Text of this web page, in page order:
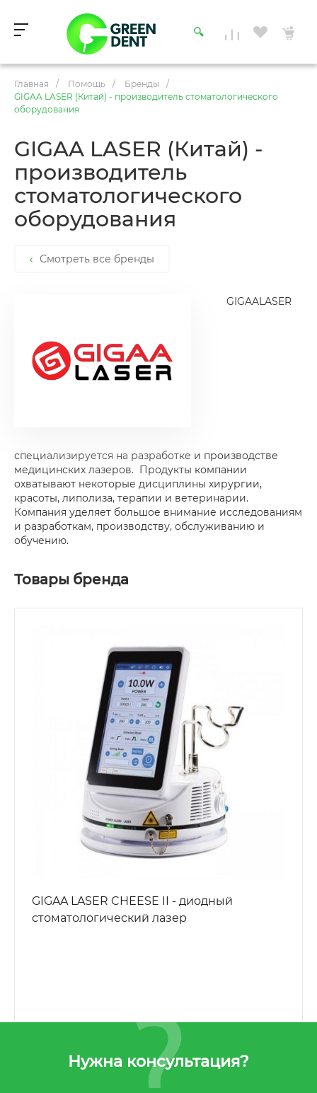
Главная / Помощь / Бренды
/
GIGAA LASER (Китай) - производитель стоматологического
оборудования
GIGAA LASER (Китай) -
производитель
стоматологического
оборудования
Смотреть все бренды
GIGAALASER
специализируется на разработке и производстве
медицинских лазеров. Продукты компании
охватывают некоторые дисциплины хирургии,
красоты, липолиза, терапии и ветеринарии.
Компания уделяет большое внимание исследованиям
и разработкам, производству, обслуживанию и
обучению.
Товары бренда
GIGAA LASER CHEESE II - диодный
стоматологический лазер
Нужна консультация?